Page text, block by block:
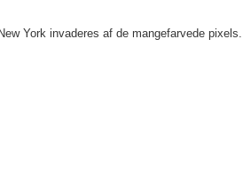
York invaderes af de mangefarvede pixels.